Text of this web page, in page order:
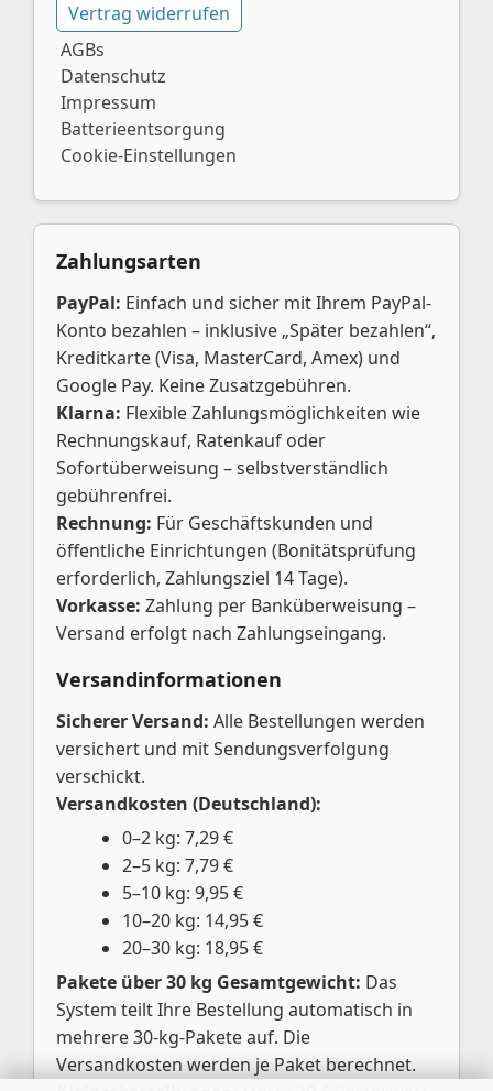
Vertrag widerrufen
AGBs
Datenschutz
Impressum
Batterieentsorgung
Cookie-Einstellungen
Zahlungsarten
PayPal: Einfach und sicher mit Ihrem PayPal-
Konto bezahlen – inklusive „Später bezahlen“,
Kreditkarte (Visa, MasterCard, Amex) und
Google Pay. Keine Zusatzgebühren.
Klarna: Flexible Zahlungsmöglichkeiten wie
Rechnungskauf, Ratenkauf oder
Sofortüberweisung – selbstverständlich
gebührenfrei.
Rechnung: Für Geschäftskunden und
öffentliche Einrichtungen (Bonitätsprüfung
erforderlich, Zahlungsziel 14 Tage).
Vorkasse: Zahlung per Banküberweisung –
Versand erfolgt nach Zahlungseingang.
Versandinformationen
Sicherer Versand: Alle Bestellungen werden
versichert und mit Sendungsverfolgung
verschickt.
Versandkosten (Deutschland):
0–2 kg: 7,29 €
2–5 kg: 7,79 €
5–10 kg: 9,95 €
10–20 kg: 14,95 €
20–30 kg: 18,95 €
Pakete über 30 kg Gesamtgewicht: Das
System teilt Ihre Bestellung automatisch in
mehrere 30-kg-Pakete auf. Die
Versandkosten werden je Paket berechnet.